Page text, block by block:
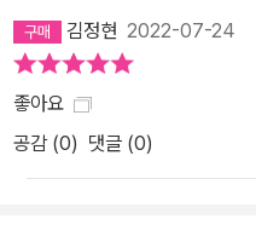
의 문체를 통해 인류의 스승 소
김정현 2022-07-24
좋아요
공감 (0) 댓글 (0)